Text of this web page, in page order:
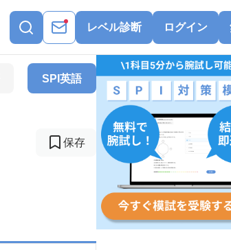
レベル診断 ログイン
SPI英語
保存